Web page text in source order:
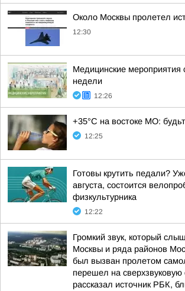
Около Москвы пролетел
12:30
Медицинские
недели
12:26
+35°С на востоке МО:
12:25
Готовы крутить педали?
августа, состоится
физкультурника
12:22
Громкий звук, который
Москвы и ряда районов
был вызван пролетом
перешел на сверхзвуковую
рассказал источник РБК,